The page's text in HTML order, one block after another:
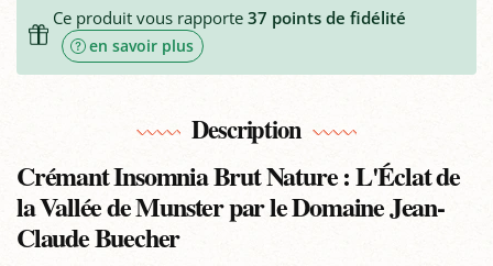
Ce produit vous rapporte37 points de fidélité
en savoir plus
Description
Crémant Insomnia Brut Nature : L'Éclat de
la Vallée de Munster par le Domaine Jean-
Claude Buecher